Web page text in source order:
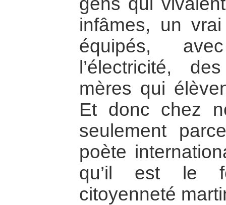
infâmes, un
équipés,
l’électricité,
mères qui
Et donc chez
seulement
poète
qu’il est le
citoyenneté